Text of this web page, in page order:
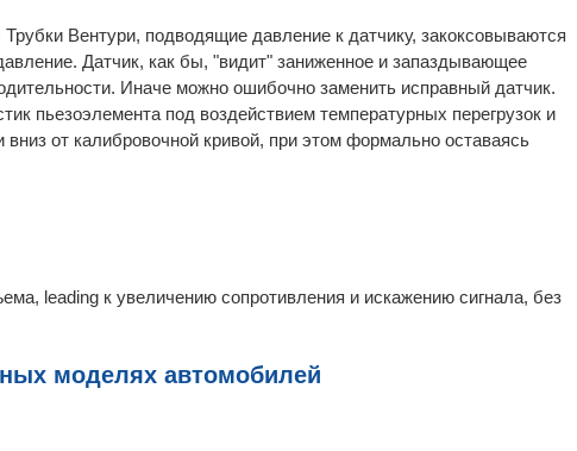
Вентури, подводящие давление к датчику, закоксовываются
Датчик, как бы, "видит" заниженное и запаздывающее
Иначе можно ошибочно заменить исправный датчик.
пьезоэлемента под воздействием температурных перегрузок и
от калибровочной кривой, при этом формально оставаясь
leading к увеличению сопротивления и искажению сигнала, без
моделях автомобилей